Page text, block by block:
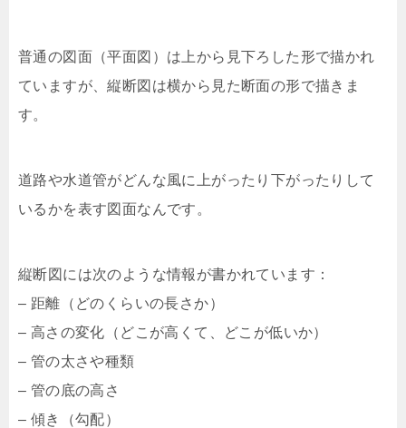
普通の図面（平面図）は上から見下ろした形で描かれ
ていますが、縦断図は横から見た断面の形で描きま
す。
道路や水道管がどんな風に上がったり下がったりして
いるかを表す図面なんです。
縦断図には次のような情報が書かれています：
– 距離（どのくらいの長さか）
– 高さの変化（どこが高くて、どこが低いか）
– 管の太さや種類
– 管の底の高さ
– 傾き（勾配）